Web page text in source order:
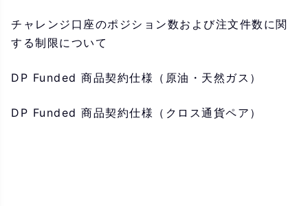
チャレンジ口座のポジション数および注文件数に関
する制限について
DP Funded 商品契約仕様（原油・天然ガス）
DP Funded 商品契約仕様（クロス通貨ペア）